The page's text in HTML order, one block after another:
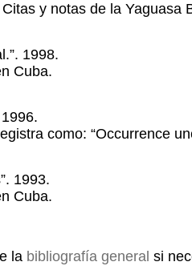
Citas y notas de la Yaguasa
1998.
Cuba.
como: “Occurrence
1993.
Cuba.
la bibliografía general si